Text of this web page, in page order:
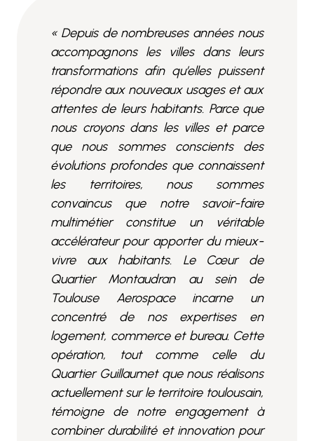
« Depuis de nombreuses années nous
accompagnons les villes dans leurs
transformations afin qu’elles puissent
répondre aux nouveaux usages et aux
attentes de leurs habitants. Parce que
nous croyons dans les villes et parce
que nous sommes conscients des
évolutions profondes que connaissent
les territoires, nous sommes
convaincus que notre savoir-faire
multimétier constitue un véritable
accélérateur pour apporter du mieux-
vivre aux habitants. Le Cœur de
Quartier Montaudran au sein de
Toulouse Aerospace incarne un
concentré de nos expertises en
logement, commerce et bureau. Cette
opération, tout comme celle du
Quartier Guillaumet que nous réalisons
actuellement sur le territoire toulousain,
témoigne de notre engagement à
combiner durabilité et innovation pour